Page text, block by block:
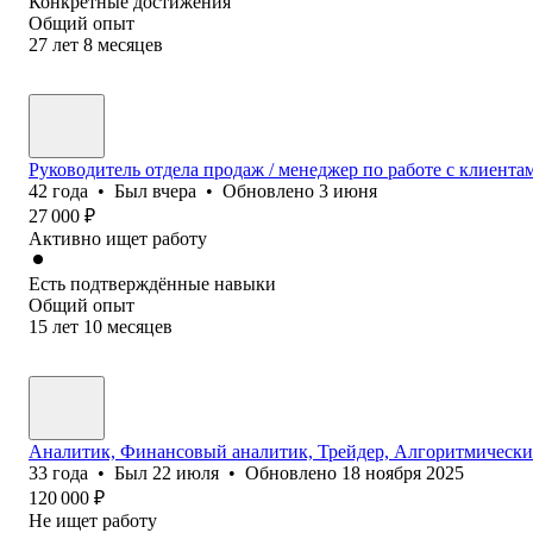
Общий опыт
27 лет 8 месяцев
Руководитель отдела продаж / менеджер по работе с
42 года • Был вчера • Обновлено 3 июня
27 000 ₽
Активно ищет работу
Есть подтверждённые навыки
Общий опыт
15 лет 10 месяцев
Аналитик, Финансовый аналитик, Трейдер,
33 года • Был 22 июля • Обновлено 18 ноября 2025
120 000 ₽
Не ищет работу